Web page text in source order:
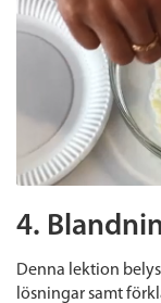
4.
Denna lektion
lösningar samt